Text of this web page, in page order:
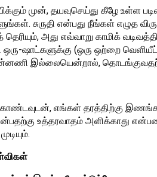
முன், தயவுசெய்து கீழே உள்ள
சுருதி என்பது நீங்கள் எழுத
அது எவ்வாறு காமிக்
ஒரு-ஷாட்களுக்கு (ஒரு ஒற்றை
இல்லையென்றால், தொடங்குவதற்கு
எங்கள் தரத்திற்கு இணங்க
உத்தரவாதம் அளிக்காது